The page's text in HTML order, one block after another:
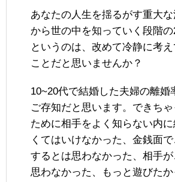
あなたの人生を揺るがす重大
から世の中を知っていく段階
というのは、改めて冷静に考
ことだと思いませんか？
10~20代で結婚した夫婦の離婚
ご存知だと思います。できち
ために相手をよく知らない内
くてはいけなかった、金銭面
するとは思わなかった、相手
思わなかった、もっと遊びたか